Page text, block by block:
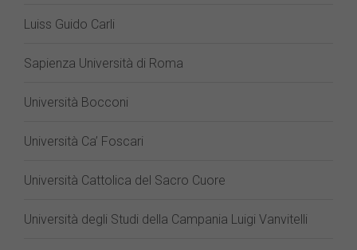
Luiss Guido Carli
Sapienza Università di Roma
Università Bocconi
Università Ca’ Foscari
Università Cattolica del Sacro Cuore
Università degli Studi della Campania Luigi Vanvitelli